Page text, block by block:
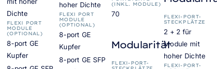
Dichte
FLEXI PORT
MODULE
(OPTIONAL)
8-port GE
Kupfer
hoher Dichte
FLEXI PORT
MODULE
(OPTIONAL)
8-port GE
Kupfer
8-port GE SFP
(INKL. MODULE)
70
Modularität
FLEXI-PORT-
FLEXI-PORT-
STECKPLÄTZE
2 + 2 für
Module mit
hoher Dichte
FLEXI-PORT-